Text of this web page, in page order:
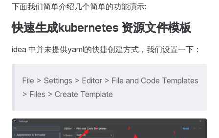
下面我们简单介绍几个简单的功能演示:
快速生成kubernetes 资源文件模板
idea 中并未提供yaml的快捷创建方式，我们设置一下：
File > Settings > Editor > File and Code Templates
> Files > Create Template